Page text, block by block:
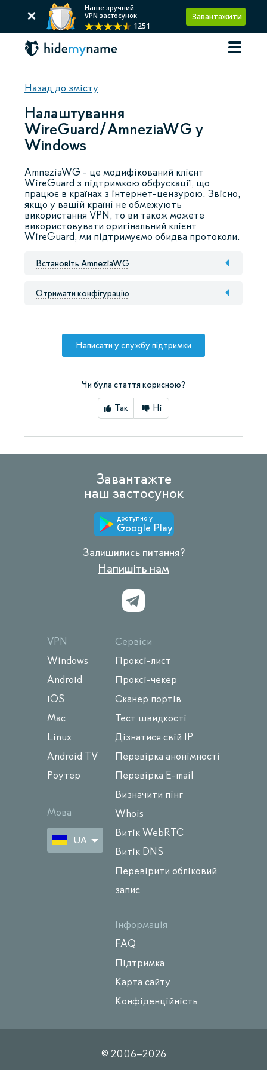
Наше зручний
VPN застосунок
1251
Завантажити
Назад до змісту
Налаштування
WireGuard/AmneziaWG у
Windows
AmneziaWG - це модифікований клієнт
WireGuard з підтримкою обфускації, що
працює в країнах з інтернет-цензурою. Звісно,
якщо у вашій країні не обмежують
використання VPN, то ви також можете
використовувати оригінальний клієнт
WireGuard, ми підтримуємо обидва протоколи.
Встановіть AmneziaWG
Отримати конфігурацію
Написати у службу підтримки
Чи була стаття корисною?
Так Ні
Завантажте
наш застосунок
доступно у
Google Play
Залишились питання?
Напишіть нам
VPN
Windows
Android
iOS
Mac
Linux
Android TV
Роутер
Мова
UA
Сервіси
Проксі-лист
Проксі-чекер
Сканер портів
Тест швидкості
Дізнатися свій IP
Перевірка анонімності
Перевірка E-mail
Визначити пінг
Whois
Витік WebRTC
Витік DNS
Перевірити обліковий
запис
Інформація
FAQ
Підтримка
Карта сайту
Конфіденційність
© 2006–2026